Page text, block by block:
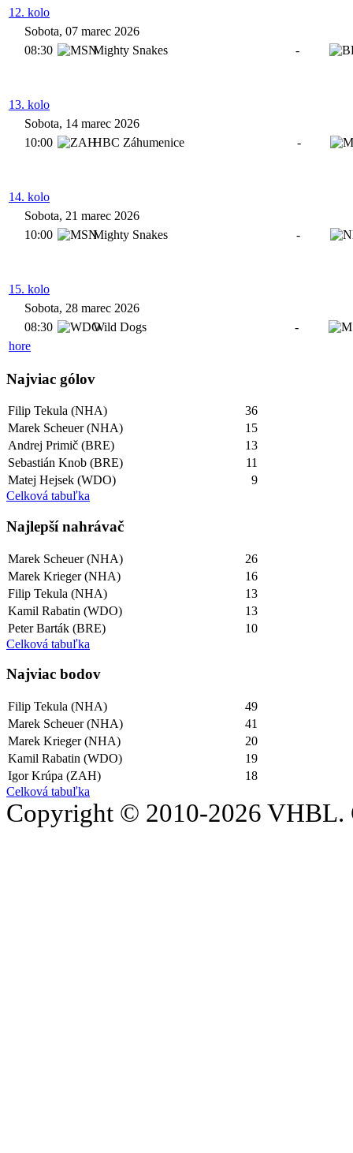
12. kolo
Sobota, 07 marec 2026
08:30
Mighty Snakes -
13. kolo
Sobota, 14 marec 2026
10:00
HBC Záhumenice -
14. kolo
Sobota, 21 marec 2026
10:00
Mighty Snakes -
15. kolo
Sobota, 28 marec 2026
08:30
Wild Dogs
-
hore
Najviac gólov
Filip Tekula (NHA)
36
Marek Scheuer (NHA)
15
Andrej Primič (BRE)
13
Sebastián Knob (BRE)
11
Matej Hejsek (WDO)
9
Celková tabuľka
Najlepší­ nahrávač
Marek Scheuer (NHA)
26
Marek Krieger (NHA)
16
Filip Tekula (NHA)
13
Kamil Rabatin (WDO)
13
Peter Barták (BRE)
10
Celková tabuľka
Najviac bodov
Filip Tekula (NHA)
49
Marek Scheuer (NHA)
41
Marek Krieger (NHA)
20
Kamil Rabatin (WDO)
19
Igor Krúpa (ZAH)
18
Celková tabuľka
Copyright © 2010-2026 VHBL.